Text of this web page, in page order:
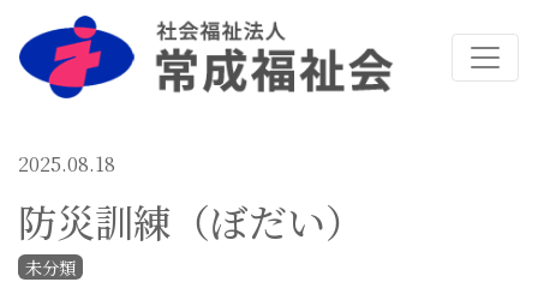
2025.08.18
防災訓練（ぼだい）
未分類